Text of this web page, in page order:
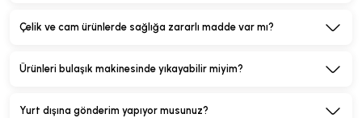
Çelik ve cam ürünlerde sağlığa zararlı madde var mı?
Ürünleri bulaşık makinesinde yıkayabilir miyim?
Yurt dışına gönderim yapıyor musunuz?